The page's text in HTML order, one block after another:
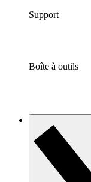
Support
Boîte à outils